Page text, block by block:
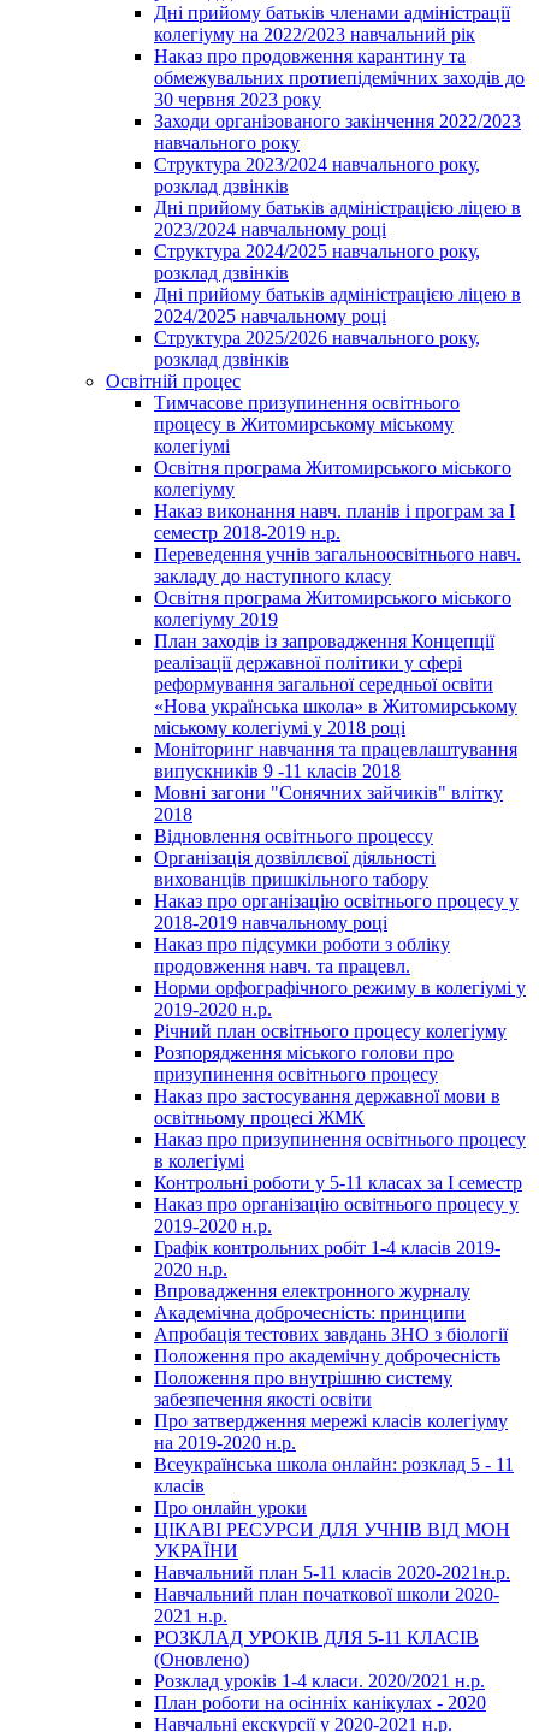
Дні прийому батьків членами адміністрації
колегіуму на 2022/2023 навчальний рік
Наказ про продовження карантину та
обмежувальних протиепідемічних заходів до
30 червня 2023 року
Заходи організованого закінчення 2022/2023
навчального року
Структура 2023/2024 навчального року,
розклад дзвінків
Дні прийому батьків адміністрацією ліцею в
2023/2024 навчальному році
Структура 2024/2025 навчального року,
розклад дзвінків
Дні прийому батьків адміністрацією ліцею в
2024/2025 навчальному році
Структура 2025/2026 навчального року,
розклад дзвінків
Освітній процес
Тимчасове призупинення освітнього
процесу в Житомирському міському
колегіумі
Освітня програма Житомирського міського
колегіуму
Наказ виконання навч. планів і програм за І
семестр 2018-2019 н.р.
Переведення учнів загальноосвітнього навч.
закладу до наступного класу
Освітня програма Житомирського міського
колегіуму 2019
План заходів із запровадження Концепції
реалізації державної політики у сфері
реформування загальної середньої освіти
«Нова українська школа» в Житомирському
міському колегіумі у 2018 році
Моніторинг навчання та працевлаштування
випускників 9 -11 класів 2018
Мовні загони "Сонячних зайчиків" влітку
2018
Відновлення освітнього процессу
Організація дозвіллєвої діяльності
вихованців пришкільного табору
Наказ про організацію освітнього процесу у
2018-2019 навчальному році
Наказ про підсумки роботи з обліку
продовження навч. та працевл.
Норми орфографічного режиму в колегіумі у
2019-2020 н.р.
Річний план освітнього процесу колегіуму
Розпорядження міського голови про
призупинення освітнього процесу
Наказ про застосування державної мови в
освітньому процесі ЖМК
Наказ про призупинення освітнього процесу
в колегіумі
Контрольні роботи у 5-11 класах за І семестр
Наказ про організацію освітнього процесу у
2019-2020 н.р.
Графік контрольних робіт 1-4 класів 2019-
2020 н.р.
Впровадження електронного журналу
Академічна доброчесність: принципи
Апробація тестових завдань ЗНО з біології
Положення про академічну доброчесність
Положення про внутрішню систему
забезпечення якості освіти
Про затвердження мережі класів колегіуму
на 2019-2020 н.р.
Всеукраїнська школа онлайн: розклад 5 - 11
класів
Про онлайн уроки
ЦІКАВІ РЕСУРСИ ДЛЯ УЧНІВ ВІД МОН
УКРАЇНИ
Навчальний план 5-11 класів 2020-2021н.р.
Навчальний план початкової школи 2020-
2021 н.р.
РОЗКЛАД УРОКІВ ДЛЯ 5-11 КЛАСІВ
(Оновлено)
Розклад уроків 1-4 класи. 2020/2021 н.р.
План роботи на осінніх канікулах - 2020
Навчальні екскурсії у 2020-2021 н.р.